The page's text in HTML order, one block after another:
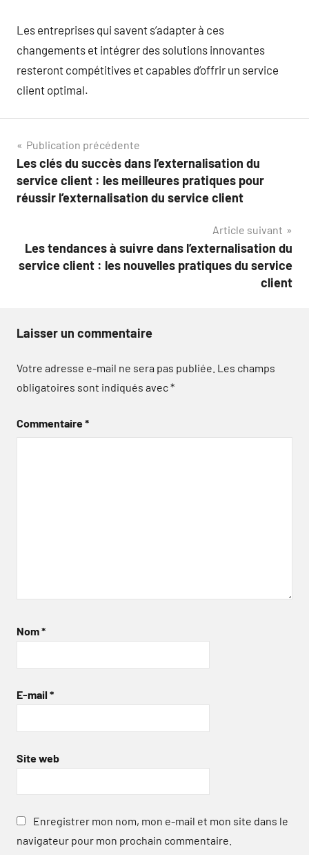
Les entreprises qui savent s’adapter à ces
changements et intégrer des solutions innovantes
resteront compétitives et capables d’offrir un service
client optimal.
Navigation
de
l’article
Publication précédente
Les clés du succès dans l’externalisation du
service client : les meilleures pratiques pour
réussir l’externalisation du service client
Article suivant
Les tendances à suivre dans l’externalisation du
service client : les nouvelles pratiques du service
client
Laisser un commentaire
Votre adresse e-mail ne sera pas publiée. Les champs
obligatoires sont indiqués avec*
Commentaire*
Nom*
E-mail *
Site web
Enregistrer mon nom, mon e-mail et mon site dans le
navigateur pour mon prochain commentaire.